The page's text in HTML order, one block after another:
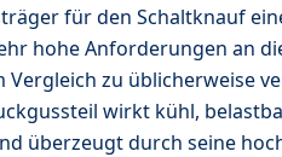
für den Schaltknauf
hohe Anforderungen an
zu üblicherweise
wirkt kühl,
überzeugt durch seine